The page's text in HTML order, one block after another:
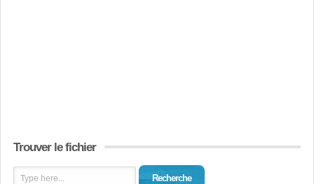
Trouver le fichier
Recherche